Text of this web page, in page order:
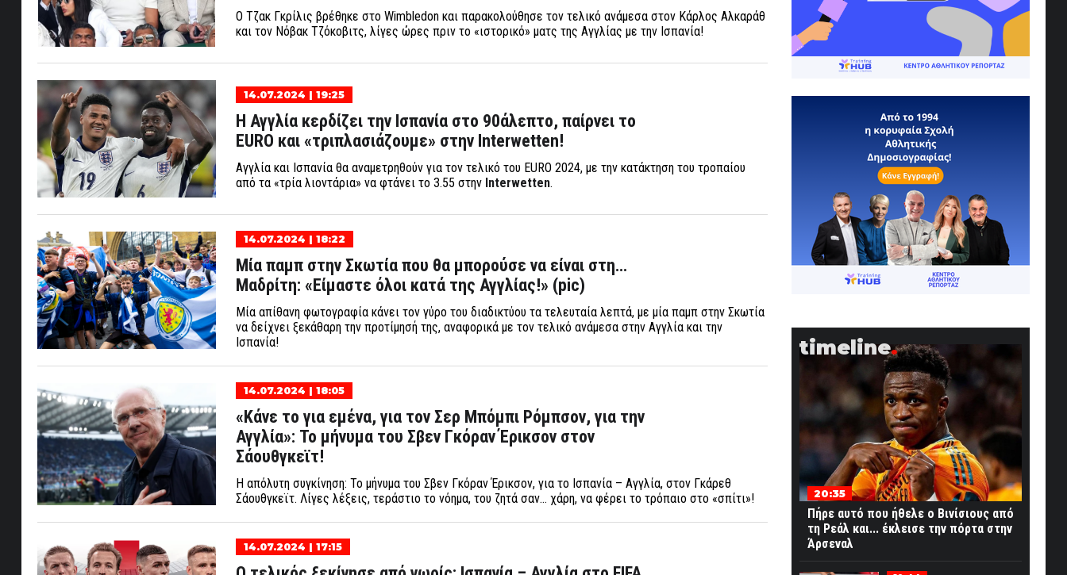
Ο Τζακ Γκρίλις βρέθηκε στο Wimbledon και παρακολούθησε τον τελικό ανάμεσα στον Κάρλος Αλκαράθ
και τον Νόβακ Τζόκοβιτς, λίγες ώρες πριν το «ιστορικό» ματς της Αγγλίας με την Ισπανία!
14.07.2024 | 19:25
Η Αγγλία κερδίζει την Ισπανία στο 90άλεπτο, παίρνει το
EURO και «τριπλασιάζουμε» στην Interwetten!
Αγγλία και Ισπανία θα αναμετρηθούν για τον τελικό του EURO 2024, με την κατάκτηση του τροπαίου
από τα «τρία λιοντάρια» να φτάνει το 3.55 στην Interwetten.
14.07.2024 | 18:22
Μία παμπ στην Σκωτία που θα μπορούσε να είναι στη…
Μαδρίτη: «Είμαστε όλοι κατά της Αγγλίας!» (pic)
Μία απίθανη φωτογραφία κάνει τον γύρο του διαδικτύου τα τελευταία λεπτά, με μία παμπ στην Σκωτία
να δείχνει ξεκάθαρη την προτίμησή της, αναφορικά με τον τελικό ανάμεσα στην Αγγλία και την
Ισπανία!
14.07.2024 | 18:05
«Κάνε το για εμένα, για τον Σερ Μπόμπι Ρόμπσον, για την
Αγγλία»: Το μήνυμα του Σβεν Γκόραν Έρικσον στον
Σάουθγκεϊτ!
Η απόλυτη συγκίνηση: Το μήνυμα του Σβεν Γκόραν Έρικσον, για το Ισπανία – Αγγλία, στον Γκάρεθ
Σάουθγκεϊτ. Λίγες λέξεις, τεράστιο το νόημα, του ζητά σαν… χάρη, να φέρει το τρόπαιο στο «σπίτι»!
14.07.2024 | 17:15
timeline
20:35
Πήρε αυτό που ήθελε ο Βινίσιους από
τη Ρεάλ και... έκλεισε την πόρτα στην
Άρσεναλ